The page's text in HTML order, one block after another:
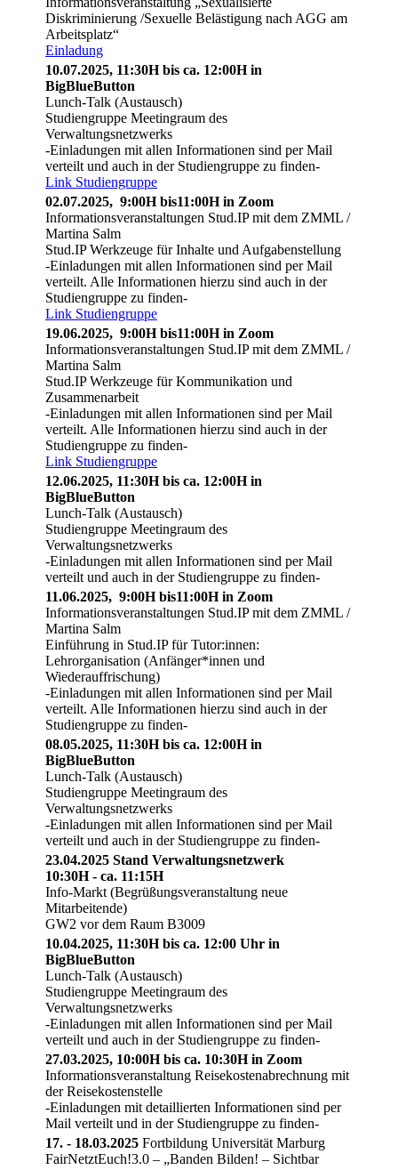
Diskriminierung /Sexuelle Belästigung nach AGG am
Arbeitsplatz“
Einladung
10.07.2025, 11:30H bis ca. 12:00H in
BigBlueButton
Lunch-Talk (Austausch)
Studiengruppe Meetingraum des
Verwaltungsnetzwerks
-Einladungen mit allen Informationen sind per Mail
verteilt und auch in der Studiengruppe zu finden-
Link Studiengruppe
02.07.2025, 9:00H bis11:00H in Zoom
Informationsveranstaltungen Stud.IP mit dem ZMML /
Martina Salm
Stud.IP Werkzeuge für Inhalte und Aufgabenstellung
-Einladungen mit allen Informationen sind per Mail
verteilt. Alle Informationen hierzu sind auch in der
Studiengruppe zu finden-
Link Studiengruppe
19.06.2025, 9:00H bis11:00H in Zoom
Informationsveranstaltungen Stud.IP mit dem ZMML /
Martina Salm
Stud.IP Werkzeuge für Kommunikation und
Zusammenarbeit
-Einladungen mit allen Informationen sind per Mail
verteilt. Alle Informationen hierzu sind auch in der
Studiengruppe zu finden-
Link Studiengruppe
12.06.2025, 11:30H bis ca. 12:00H in
BigBlueButton
Lunch-Talk (Austausch)
Studiengruppe Meetingraum des
Verwaltungsnetzwerks
-Einladungen mit allen Informationen sind per Mail
verteilt und auch in der Studiengruppe zu finden-
11.06.2025, 9:00H bis11:00H in Zoom
Informationsveranstaltungen Stud.IP mit dem ZMML /
Martina Salm
Einführung in Stud.IP für Tutor:innen:
Lehrorganisation (Anfänger*innen und
Wiederauffrischung)
-Einladungen mit allen Informationen sind per Mail
verteilt. Alle Informationen hierzu sind auch in der
Studiengruppe zu finden-
08.05.2025, 11:30H bis ca. 12:00H in
BigBlueButton
Lunch-Talk (Austausch)
Studiengruppe Meetingraum des
Verwaltungsnetzwerks
-Einladungen mit allen Informationen sind per Mail
verteilt und auch in der Studiengruppe zu finden-
23.04.2025 Stand Verwaltungsnetzwerk
10:30H - ca. 11:15H
Info-Markt (Begrüßungsveranstaltung neue
Mitarbeitende)
GW2 vor dem Raum B3009
10.04.2025, 11:30H bis ca. 12:00 Uhr in
BigBlueButton
Lunch-Talk (Austausch)
Studiengruppe Meetingraum des
Verwaltungsnetzwerks
-Einladungen mit allen Informationen sind per Mail
verteilt und auch in der Studiengruppe zu finden-
27.03.2025, 10:00H bis ca. 10:30H in Zoom
Informationsveranstaltung Reisekostenabrechnung mit
der Reisekostenstelle
-Einladungen mit detaillierten Informationen sind per
Mail verteilt und in der Studiengruppe zu finden-
17. - 18.03.2025 Fortbildung Universität Marburg
FairNetztEuch!3.0 – „Banden Bilden! – Sichtbar